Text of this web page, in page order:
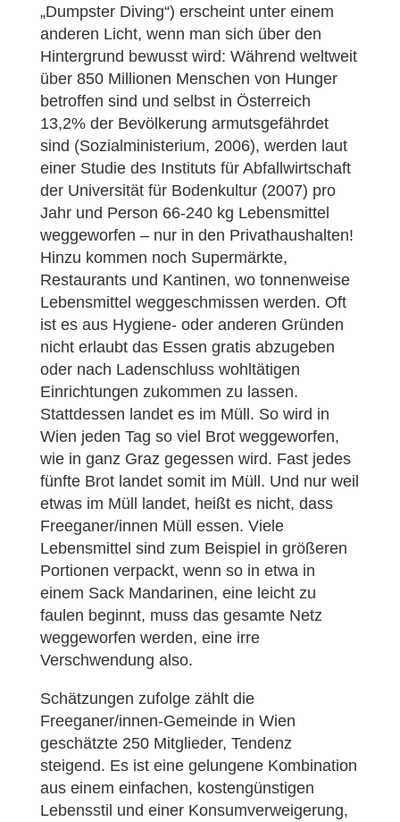
„Dumpster Diving“) erscheint unter einem
anderen Licht, wenn man sich über den
Hintergrund bewusst wird: Während weltweit
über 850 Millionen Menschen von Hunger
betroffen sind und selbst in Österreich
13,2% der Bevölkerung armutsgefährdet
sind (Sozialministerium, 2006), werden laut
einer Studie des Instituts für Abfallwirtschaft
der Universität für Bodenkultur (2007) pro
Jahr und Person 66-240 kg Lebensmittel
weggeworfen – nur in den Privathaushalten!
Hinzu kommen noch Supermärkte,
Restaurants und Kantinen, wo tonnenweise
Lebensmittel weggeschmissen werden. Oft
ist es aus Hygiene- oder anderen Gründen
nicht erlaubt das Essen gratis abzugeben
oder nach Ladenschluss wohltätigen
Einrichtungen zukommen zu lassen.
Stattdessen landet es im Müll. So wird in
Wien jeden Tag so viel Brot weggeworfen,
wie in ganz Graz gegessen wird. Fast jedes
fünfte Brot landet somit im Müll. Und nur weil
etwas im Müll landet, heißt es nicht, dass
Freeganer/innen Müll essen. Viele
Lebensmittel sind zum Beispiel in größeren
Portionen verpackt, wenn so in etwa in
einem Sack Mandarinen, eine leicht zu
faulen beginnt, muss das gesamte Netz
weggeworfen werden, eine irre
Verschwendung also.
Schätzungen zufolge zählt die
Freeganer/innen-Gemeinde in Wien
geschätzte 250 Mitglieder, Tendenz
steigend. Es ist eine gelungene Kombination
aus einem einfachen, kostengünstigen
Lebensstil und einer Konsumverweigerung,